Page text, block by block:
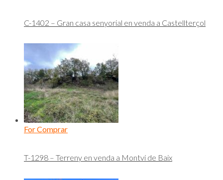
C-1402 – Gran casa senyorial en venda a Castellterçol
For Comprar
T-1298 – Terreny en venda a Montví de Baix